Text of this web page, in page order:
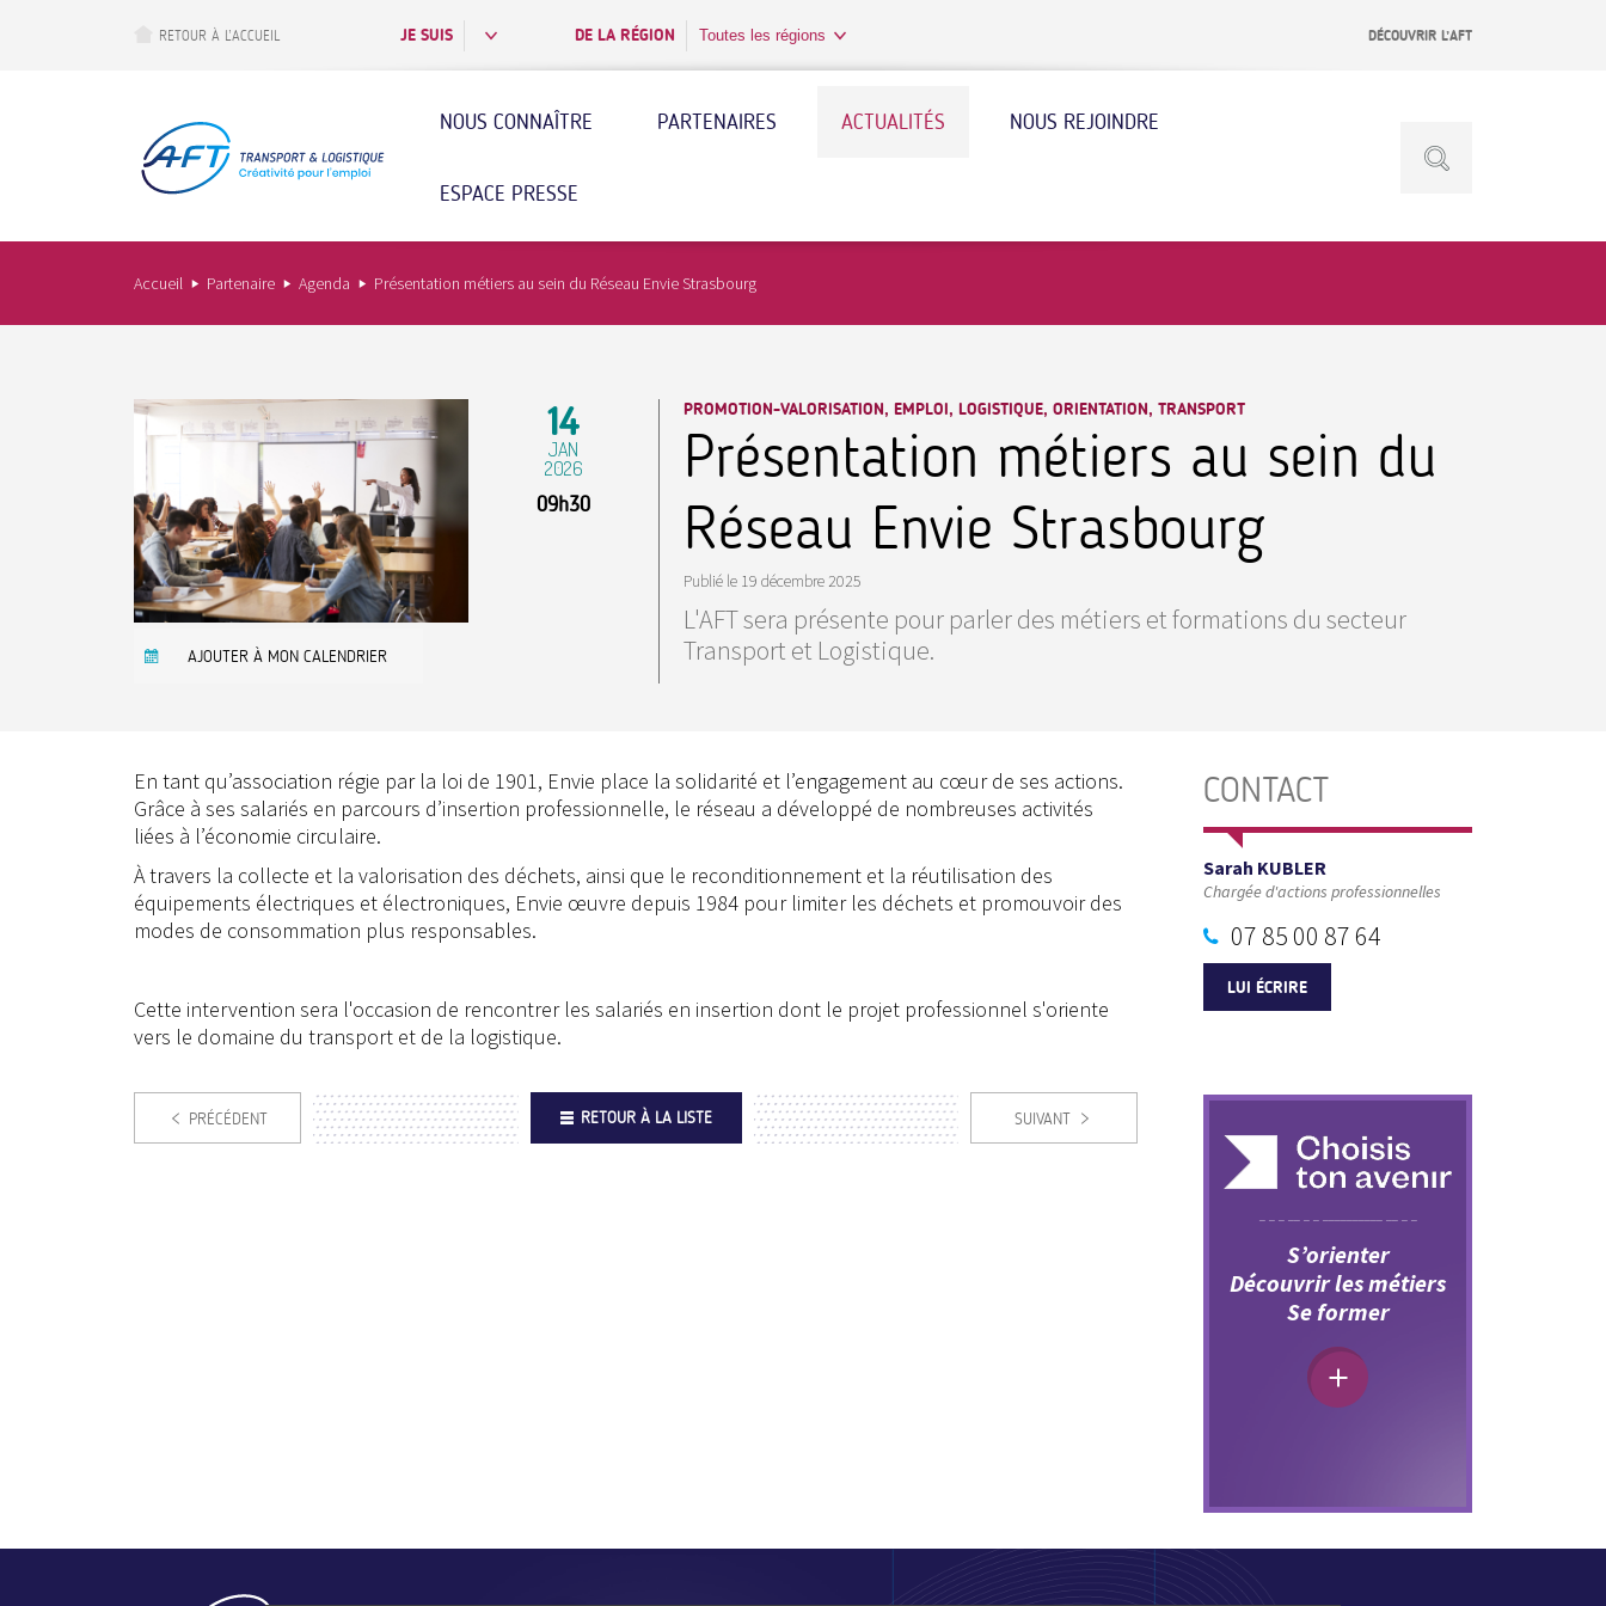
RETOUR À L’ACCUEIL JE SUIS DE LA RÉGION Toutes les régions DÉCOUVRIR L’AFT
NOUS CONNAÎTRE PARTENAIRES ACTUALITÉS NOUS REJOINDRE
ESPACE PRESSE
Accueil Partenaire Agenda Présentation métiers au sein du Réseau Envie Strasbourg
AJOUTER À MON CALENDRIER
14
JAN
2026
09h30
PROMOTION-VALORISATION, EMPLOI, LOGISTIQUE, ORIENTATION, TRANSPORT
Présentation métiers au sein du
Réseau Envie Strasbourg
Publié le 19 décembre 2025
L'AFT sera présente pour parler des métiers et formations du secteur
Transport et Logistique.
En tant qu’association régie par la loi de 1901, Envie place la solidarité et l’engagement au cœur de ses actions.
Grâce à ses salariés en parcours d’insertion professionnelle, le réseau a développé de nombreuses activités
liées à l’économie circulaire.
À travers la collecte et la valorisation des déchets, ainsi que le reconditionnement et la réutilisation des
équipements électriques et électroniques, Envie œuvre depuis 1984 pour limiter les déchets et promouvoir des
modes de consommation plus responsables.
Cette intervention sera l'occasion de rencontrer les salariés en insertion dont le projet professionnel s'oriente
vers le domaine du transport et de la logistique.
PRÉCÉDENT RETOUR À LA LISTE SUIVANT
CONTACT
Sarah KUBLER
Chargée d'actions professionnelles
07 85 00 87 64
LUI ÉCRIRE
S’orienter
Découvrir les métiers
Se former
Footer